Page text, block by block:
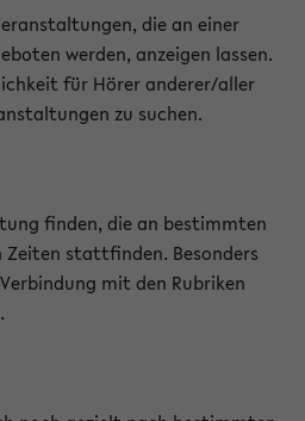
die an einer
werden, anzeigen lassen.
für Hörer anderer/aller
zu suchen.
finden, die an bestimmten
stattfinden. Besonders
mit den Rubriken